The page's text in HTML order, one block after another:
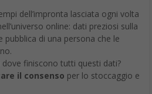
dell’impronta lasciata ogni volta
online: dati preziosi sulla
di una persona che le
finiscono tutti questi dati?
il consenso per lo stoccaggio e